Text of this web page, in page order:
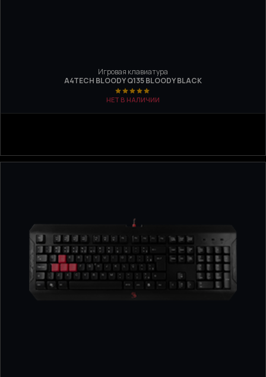
Игровая клавиатура
A4TECH BLOODY Q135 BLOODY BLACK
НЕТ В НАЛИЧИИ